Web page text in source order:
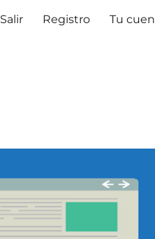
Salir Registro Tu